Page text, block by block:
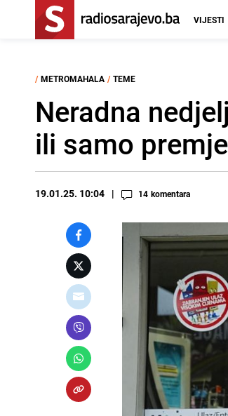
VIJESTI
/ METROMAHALA / TEME
Neradna
ili samo
19.01.25. 10:04 14 komentara